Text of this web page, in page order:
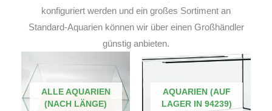
konfiguriert werden und ein großes Sortiment an
Standard-Aquarien können wir über einen Großhändler
günstig anbieten.
ALLE AQUARIEN
(NACH LÄNGE)
AQUARIEN (AUF
LAGER IN 94239)